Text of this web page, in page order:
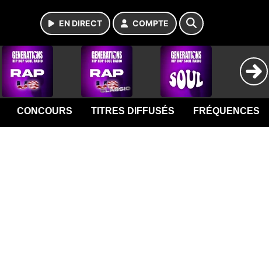
EN DIRECT COMPTE
CONCOURS TITRES DIFFUSÉS FRÉQUENCES